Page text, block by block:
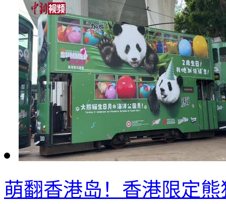
萌翻香港岛！香港限定熊